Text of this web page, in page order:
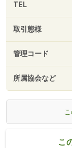
TEL
取引態様
管理コード
所属協会など
こ